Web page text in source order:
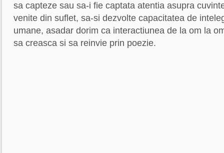
sa capteze sau sa-i fie captata atentia asupra
venite din suflet, sa-si dezvolte capacitatea de
umane, asadar dorim ca interactiunea de la om la
sa creasca si sa reinvie prin poezie.